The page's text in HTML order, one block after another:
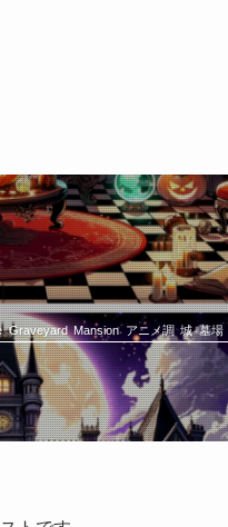
Graveyard Mansion アニメ調 城 墓場